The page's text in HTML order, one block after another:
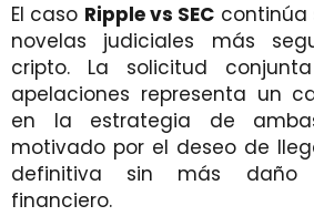
El caso Ripple vs SEC continúa
novelas judiciales más
cripto. La solicitud
apelaciones representa un
en la estrategia de
motivado por el deseo de
definitiva sin más daño
financiero.